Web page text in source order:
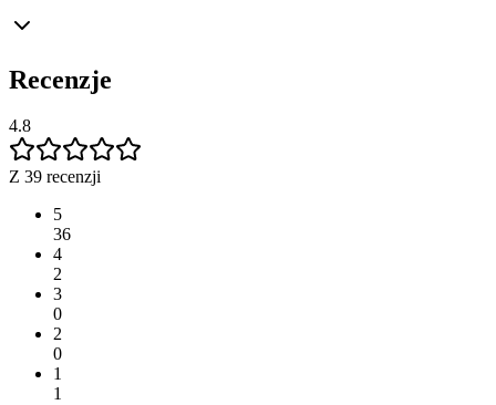
Recenzje
4.8
Z 39 recenzji
5
36
4
2
3
0
2
0
1
1